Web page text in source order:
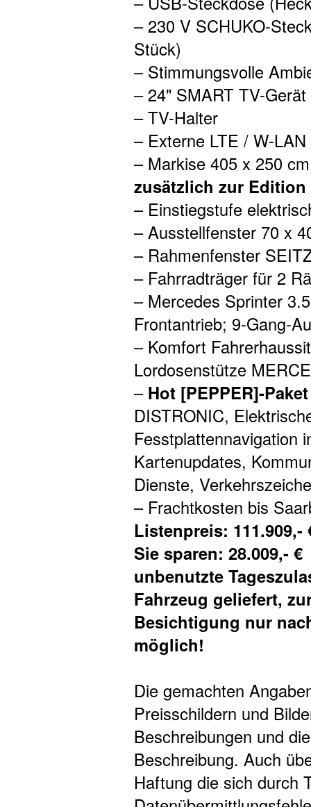
– 230 V SCHUKO-
Stück)
– Stimmungsvolle
– 24" SMART TV-
– TV-Halter
– Externe LTE / W-
– Markise 405 x 250
zusätzlich zur
– Einstiegstufe
– Ausstellfenster 70 x
– Rahmenfenster
– Fahrradträger für 2
– Mercedes Sprinter
Frontantrieb; 9-Gang-
– Komfort
Lordosenstütze
– Hot [PEPPER]-Paket
DISTRONIC,
Fesstplattennavigation
Kartenupdates,
Dienste,
– Frachtkosten bis
Listenpreis: 111.909,-
Sie sparen: 28.009,- €
unbenutzte
Fahrzeug geliefert,
Besichtigung nur
möglich!
Die gemachten
Preisschildern und
Beschreibungen und
Beschreibung. Auch
Haftung die sich durch